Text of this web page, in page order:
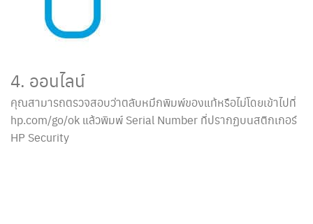
4. ออนไลน์
คุณสามารถตรวจสอบว่าตลับหมึกพิมพ์ของแท้หรือไม่โดยเข้าไปที่
hp.com/go/ok แล้วพิมพ์ Serial Number ที่ปรากฏบนสติกเกอร์
HP Security